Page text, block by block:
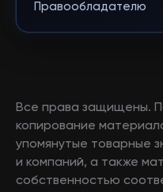
Правообладателю
Все права защищены.
копирование
упомянутые товарные
и компаний, а также
собственностью